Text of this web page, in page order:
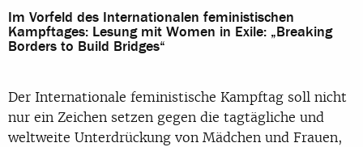
Im Vorfeld des Internationalen feministischen
Kampftages: Lesung mit Women in Exile: „Breaking
Borders to Build Bridges“
Der Internationale feministische Kampftag soll nicht
nur ein Zeichen setzen gegen die tagtägliche und
weltweite Unterdrückung von Mädchen und Frauen,